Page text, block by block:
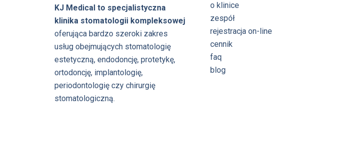
KJ Medical to specjalistyczna
klinika stomatologii kompleksowej
oferująca bardzo szeroki zakres
usług obejmujących stomatologię
estetyczną, endodoncję, protetykę,
ortodoncję, implantologię,
periodontologię czy chirurgię
stomatologiczną.
o klinice
zespół
rejestracja on-line
cennik
faq
blog